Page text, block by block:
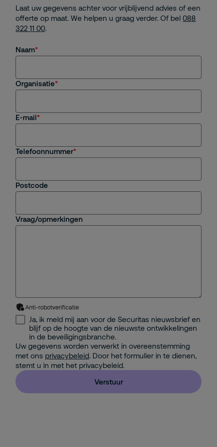
Laat uw gegevens achter voor vrijblijvend advies of een
offerte op maat. We helpen u graag verder. Of bel 088
322 11 00.
Naam
Organisatie
E-mail
Telefoonnummer
Postcode
Vraag/opmerkingen
Anti-robotverificatie
Ja, ik meld mij aan voor de Securitas nieuwsbrief en
blijf op de hoogte van de nieuwste ontwikkelingen
in de beveiligingsbranche.
Uw gegevens worden verwerkt in overeenstemming
met ons privacybeleid. Door het formulier in te dienen,
stemt u in met het privacybeleid.
Verstuur